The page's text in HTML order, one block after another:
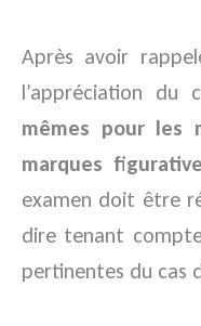
Après avoir
l’appréciation du
mêmes pour les
marques
examen doit être
dire tenant
pertinentes du cas